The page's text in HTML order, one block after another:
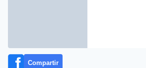
Compartir